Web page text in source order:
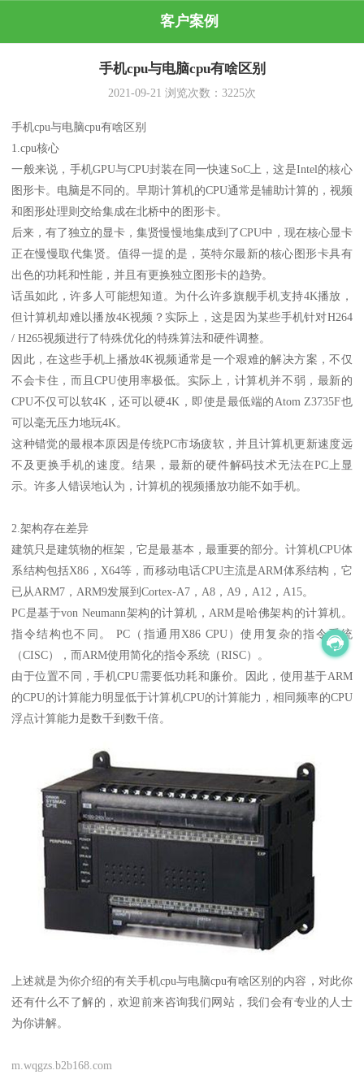
客户案例
手机cpu与电脑cpu有啥区别
2021-09-21 浏览次数： 3225次
手机cpu与电脑cpu有啥区别
1.cpu核心
一般来说，手机GPU与CPU封装在同一快速SoC上，这是Intel的核心
图形卡。电脑是不同的。早期计算机的CPU通常是辅助计算的，视频
和图形处理则交给集成在北桥中的图形卡。
后来，有了独立的显卡，集贤慢慢地集成到了CPU中，现在核心显卡
正在慢慢取代集贤。值得一提的是，英特尔最新的核心图形卡具有
出色的功耗和性能，并且有更换独立图形卡的趋势。
话虽如此，许多人可能想知道。为什么许多旗舰手机支持4K播放，
但计算机却难以播放4K视频？实际上，这是因为某些手机针对H264
/ H265视频进行了特殊优化的特殊算法和硬件调整。
因此，在这些手机上播放4K视频通常是一个艰难的解决方案，不仅
不会卡住，而且CPU使用率极低。实际上，计算机并不弱，最新的
CPU不仅可以软4K，还可以硬4K，即使是最低端的Atom Z3735F也
可以毫无压力地玩4K。
这种错觉的最根本原因是传统PC市场疲软，并且计算机更新速度远
不及更换手机的速度。结果，最新的硬件解码技术无法在PC上显
示。许多人错误地认为，计算机的视频播放功能不如手机。
2.架构存在差异
建筑只是建筑物的框架，它是最基本，最重要的部分。计算机CPU体
系结构包括X86，X64等，而移动电话CPU主流是ARM体系结构，它
已从ARM7，ARM9发展到Cortex-A7，A8，A9，A12，A15。
PC是基于von Neumann架构的计算机，ARM是哈佛架构的计算机。
指令结构也不同。 PC（指通用X86 CPU）使用复杂的指令系统
（CISC），而ARM使用简化的指令系统（RISC）。
由于位置不同，手机CPU需要低功耗和廉价。因此，使用基于ARM
的CPU的计算能力明显低于计算机CPU的计算能力，相同频率的CPU
浮点计算能力是数千到数千倍。
上述就是为你介绍的有关手机cpu与电脑cpu有啥区别 的内容，对此你
还有什么不了解的，欢迎前来咨询我们网站，我们会有专业的人士
为你讲解。
m.wqgzs.b2b168.com